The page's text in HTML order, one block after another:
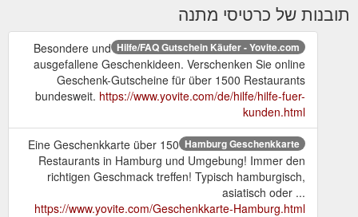
תובנות של כרטיסי מתנה
Hilfe/FAQ Gutschein Käufer - Yovite.com
Besondere und
ausgefallene Geschenkideen. Verschenken Sie online
Geschenk-Gutscheine für über 1500 Restaurants
bundesweit.https://www.yovite.com/de/hilfe/hilfe-fuer-
kunden.html
Hamburg Geschenkkarte
Eine Geschenkkarte über 150
Restaurants in Hamburg und Umgebung! Immer den
richtigen Geschmack treffen! Typisch hamburgisch,
asiatisch oder ...
https://www.yovite.com/Geschenkkarte-Hamburg.html